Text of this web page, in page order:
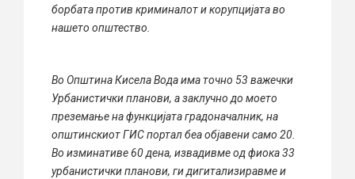
борбата против криминалот и корупцијата во
нашето општество.
Во Општина Кисела Вода има точно 53 важечки
Урбанистички планови, а заклучно до моето
преземање на функцијата градоначалник, на
општинскиот ГИС портал беа објавени само 20.
Во изминативе 60 дена, извадивме од фиока 33
урбанистички планови, ги дигитализиравме и